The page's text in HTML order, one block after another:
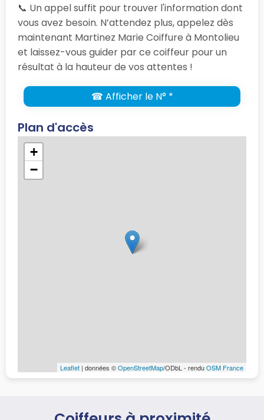
📞 Un appel suffit pour trouver l'information dont
vous avez besoin. N’attendez plus, appelez dès
maintenant Martinez Marie Coiffure à Montolieu
et laissez-vous guider par ce coiffeur pour un
résultat à la hauteur de vos attentes !
☎ Afficher le N° *
Plan d'accès
+
−
Leaflet | données ©OpenStreetMap/ODbL - renduOSM France